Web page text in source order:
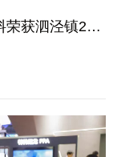
大赛璐空心玻璃微珠改性尼龙复合材料荣获泗泾镇2023年度科技创新、党建创新深度融合优秀项目